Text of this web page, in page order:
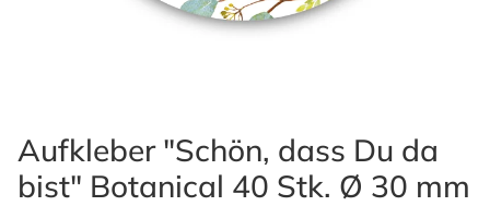
Aufkleber "Schön, dass Du da
bist" Botanical 40 Stk. Ø 30 mm